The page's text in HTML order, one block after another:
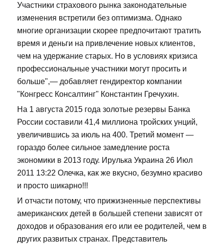
Участники страхового рынка законодательные
изменения встретили без оптимизма. Однако
многие организации скорее предпочитают тратить
время и деньги на привлечение новых клиентов,
чем на удержание старых. Но в условиях кризиса
профессиональные участники могут просить и
больше",— добавляет гендиректор компании
"Конгресс Консалтинг" Константин Гречухин.
На 1 августа 2015 года золотые резервы Банка
России составили 41,4 миллиона тройских унций,
увеличившись за июль на 400. Третий момент —
гораздо более сильное замедление роста
экономики в 2013 году. Ирулька Украина 26 Июл
2011 13:22 Олечка, как же вкусно, безумно красиво
и просто шикарно!!!
И отчасти потому, что прижизненные перспективы
американских детей в большей степени зависят от
доходов и образования его или ее родителей, чем в
других развитых странах. Представитель